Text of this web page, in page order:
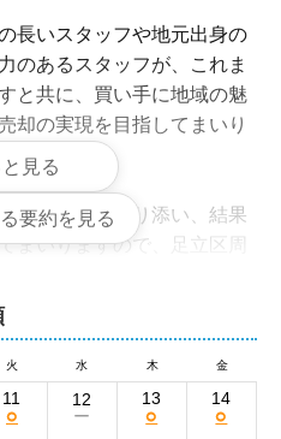
火 水 木 金
11
○
12
ー
13
○
14
○
長いスタッフや地元出身の
のあるスタッフが、これま
と共に、買い手に地域の魅
却の実現を目指してまいり
お気持ちに寄り添い、結果
まいりますので、足立区周
集客方法と売却活動の
社の集客方法は、当社サイ
といった大手不動産ポ
見る
要約を見る